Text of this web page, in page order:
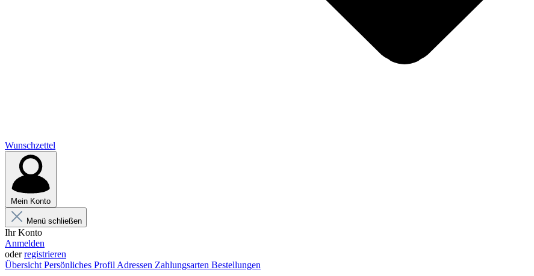
Wunschzettel
Mein Konto
Menü schließen
Ihr Konto
Anmelden
oderregistrieren
Übersicht Persönliches Profil Adressen Zahlungsarten Bestellungen